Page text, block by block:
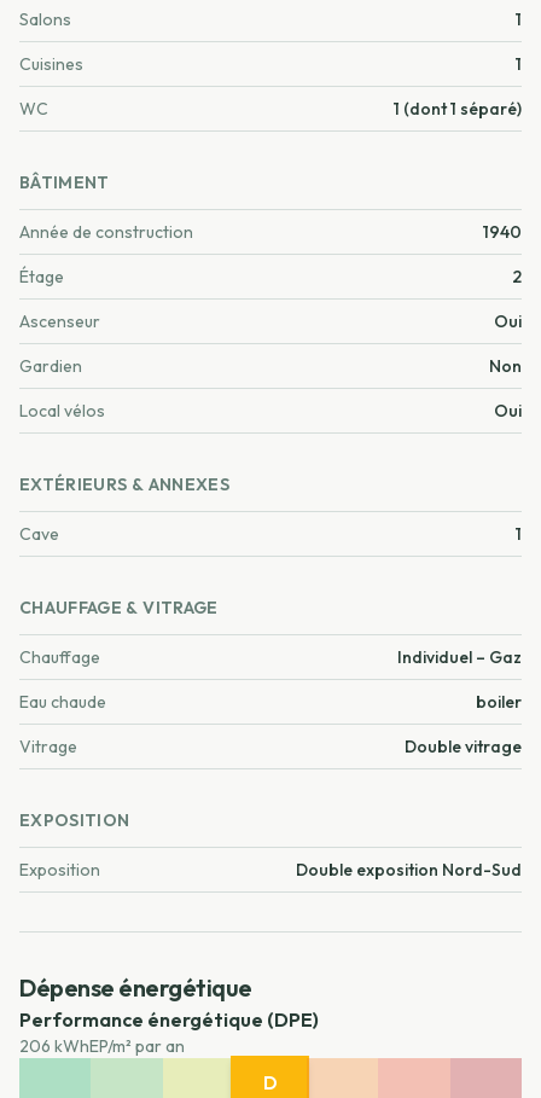
Salons 1
Cuisines 1
WC 1 (dont 1 séparé)
BÂTIMENT
Année de construction 1940
Étage 2
Ascenseur Oui
Gardien Non
Local vélos Oui
EXTÉRIEURS & ANNEXES
Cave 1
CHAUFFAGE & VITRAGE
Chauffage Individuel – Gaz
Eau chaude boiler
Vitrage Double vitrage
EXPOSITION
Exposition Double exposition Nord-Sud
Dépense énergétique
Performance énergétique (DPE)
206 kWhEP/m² par an
D